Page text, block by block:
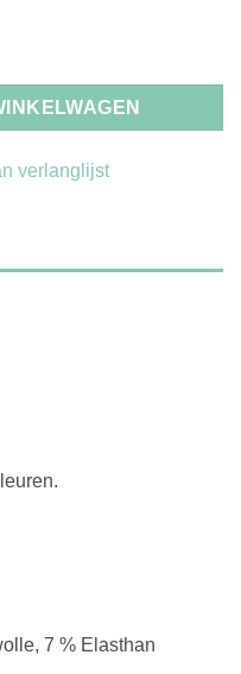
n aantal
verlanglijst
7 % Elasthan